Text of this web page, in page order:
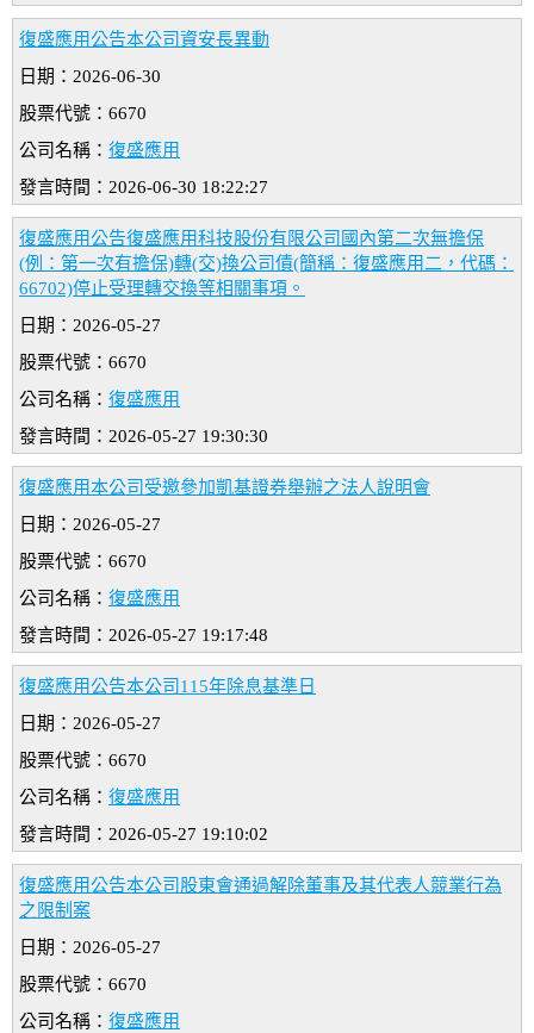
復盛應用公告本公司資安長異動
日期：2026-06-30
股票代號：6670
公司名稱： 復盛應用
發言時間：2026-06-30 18:22:27
復盛應用公告復盛應用科技股份有限公司國內第二次無擔保
(例：第一次有擔保)轉(交)換公司債(簡稱：復盛應用二，代碼：
66702)停止受理轉交換等相關事項。
日期：2026-05-27
股票代號：6670
公司名稱： 復盛應用
發言時間：2026-05-27 19:30:30
復盛應用本公司受邀參加凱基證券舉辦之法人說明會
日期：2026-05-27
股票代號：6670
公司名稱： 復盛應用
發言時間：2026-05-27 19:17:48
復盛應用公告本公司115年除息基準日
日期：2026-05-27
股票代號：6670
公司名稱： 復盛應用
發言時間：2026-05-27 19:10:02
復盛應用公告本公司股東會通過解除董事及其代表人競業行為
之限制案
日期：2026-05-27
股票代號：6670
公司名稱： 復盛應用